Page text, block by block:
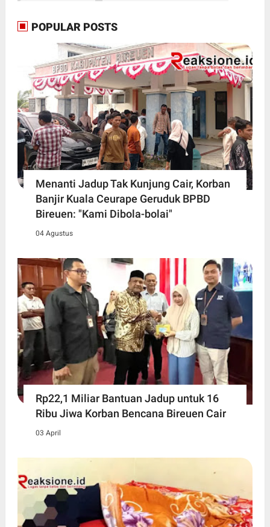
POPULAR POSTS
Menanti Jadup Tak Kunjung Cair, Korban
Banjir Kuala Ceurape Geruduk BPBD
Bireuen: "Kami Dibola-bolai"
04 Agustus
Rp22,1 Miliar Bantuan Jadup untuk 16
Ribu Jiwa Korban Bencana Bireuen Cair
03 April